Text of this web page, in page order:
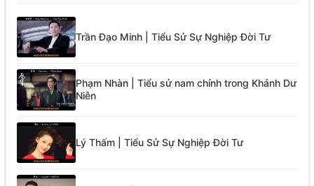
Trần Đạo Minh | Tiểu Sử Sự Nghiệp Đời Tư
Phạm Nhàn | Tiểu sử nam chính trong Khánh Dư
Niên
Lý Thấm | Tiểu Sử Sự Nghiệp Đời Tư